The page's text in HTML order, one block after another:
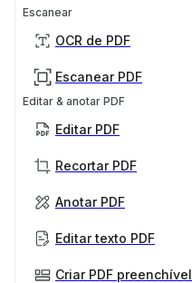
Escanear
OCR de PDF
Escanear PDF
Editar & anotar PDF
Editar PDF
Recortar PDF
Anotar PDF
Editar texto PDF
Criar PDF preenchível